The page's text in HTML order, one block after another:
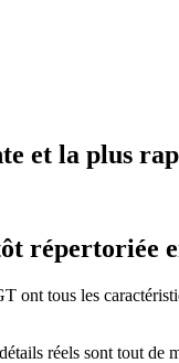
et la plus
répertoriée
tous les
réels sont tout de